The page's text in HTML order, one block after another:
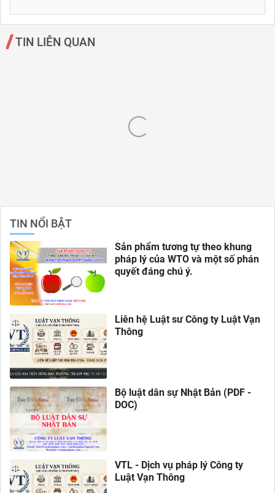
TIN LIÊN QUAN
TIN NỔI BẬT
Sản phẩm tương tự theo khung
pháp lý của WTO và một số phán
quyết đáng chú ý.
Liên hệ Luật sư Công ty Luật Vạn
Thông
Bộ luật dân sự Nhật Bản (PDF -
DOC)
VTL - Dịch vụ pháp lý Công ty
Luật Vạn Thông